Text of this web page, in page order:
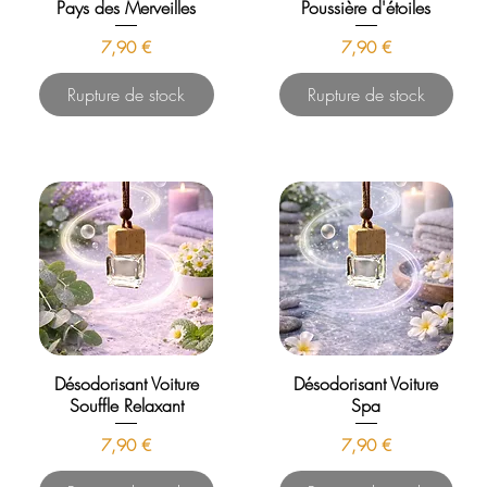
Pays des Merveilles
Prix
7,90 €
Rupture de stock
Poussière d'étoiles
Prix
7,90 €
Rupture de stock
Désodorisant Voiture
Souffle Relaxant
Prix
7,90 €
Désodorisant Voiture
Spa
Prix
7,90 €